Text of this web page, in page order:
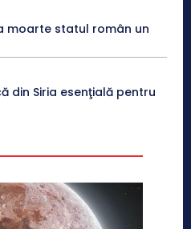
moarte statul român un
din Siria esenţială pentru